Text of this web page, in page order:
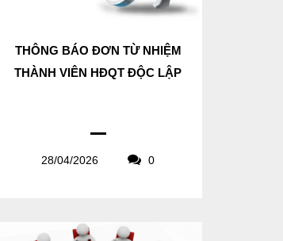
THÔNG BÁO ĐƠN TỪ NHIỆM
THÀNH VIÊN HĐQT ĐỘC LẬP
28/04/2026 0